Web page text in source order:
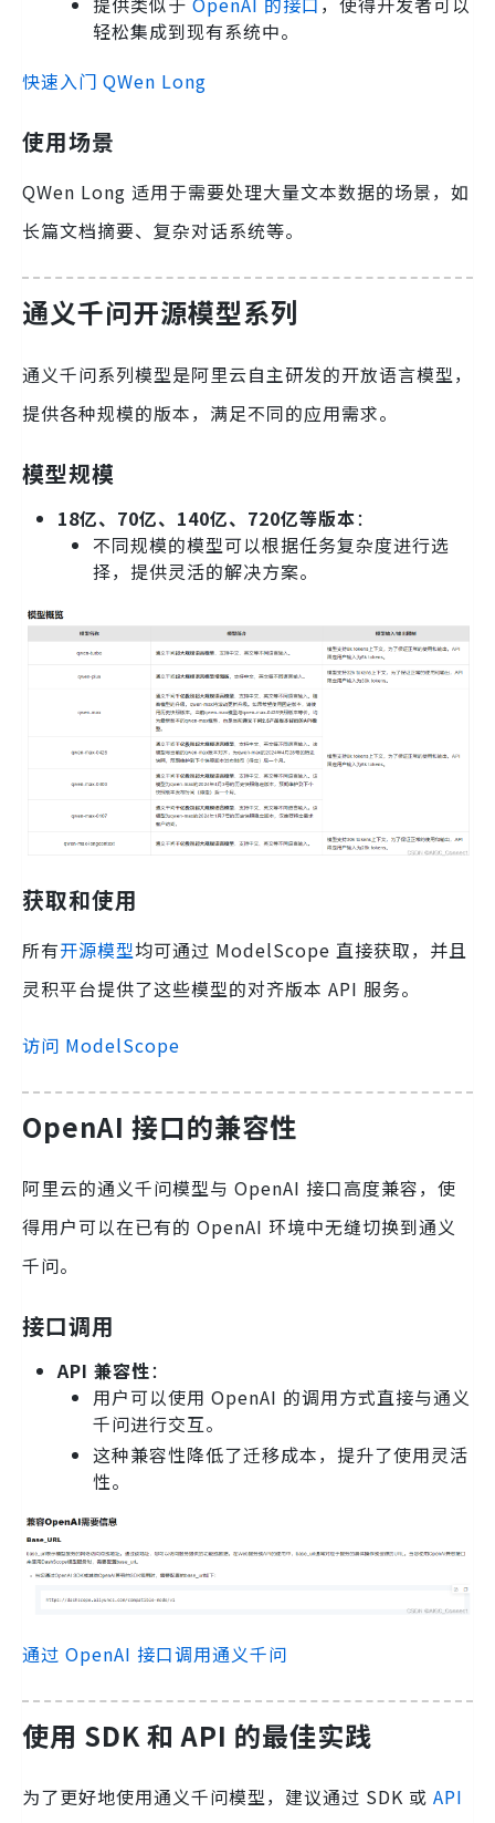
轻松集成到现有系统中。
快速入门 QWen Long
使用场景
QWen Long 适用于需要处理大量文本数据的场景，如
长篇文档摘要、复杂对话系统等。
通义千问开源模型系列
通义千问系列模型是阿里云自主研发的开放语言模型，
提供各种规模的版本，满足不同的应用需求。
模型规模
18亿、70亿、140亿、720亿等版本：
不同规模的模型可以根据任务复杂度进行选
择，提供灵活的解决方案。
获取和使用
所有开源模型均可通过 ModelScope 直接获取，并且
灵积平台提供了这些模型的对齐版本 API 服务。
访问 ModelScope
OpenAI 接口的兼容性
阿里云的通义千问模型与 OpenAI 接口高度兼容，使
得用户可以在已有的 OpenAI 环境中无缝切换到通义
千问。
接口调用
API 兼容性：
用户可以使用 OpenAI 的调用方式直接与通义
千问进行交互。
这种兼容性降低了迁移成本，提升了使用灵活
性。
通过 OpenAI 接口调用通义千问
使用 SDK 和 API 的最佳实践
为了更好地使用通义千问模型，建议通过 SDK 或 API